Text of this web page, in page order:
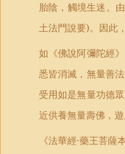
胎陰，觸境生迷。
土法門說要)。因此
如《佛說阿彌陀經
悉皆消滅，無量善
受用如是無量功德
近供養無量壽佛，
《法華經·藥王菩